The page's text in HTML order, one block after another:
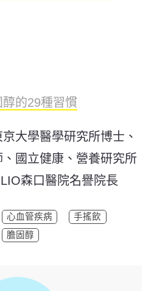
醇的29種習慣
大學醫學研究所博士、
國立健康、營養研究所
森口醫院名譽院長
心血管疾病
手搖飲
膽固醇